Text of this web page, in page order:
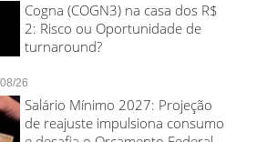
Cogna (COGN3) na casa dos R$
2: Risco ou Oportunidade de
turnaround?
26
Salário Mínimo 2027: Projeção
de reajuste impulsiona consumo